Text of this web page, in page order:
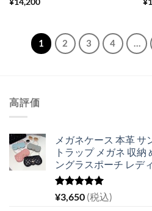
¥14,200
¥
1 2 3 4 …
高評価
メガネケース 本革 サ
トラップ メガネ 収納
ングラスポーチ レデ
5段階中
5.00
の評価
¥3,650 (税込)